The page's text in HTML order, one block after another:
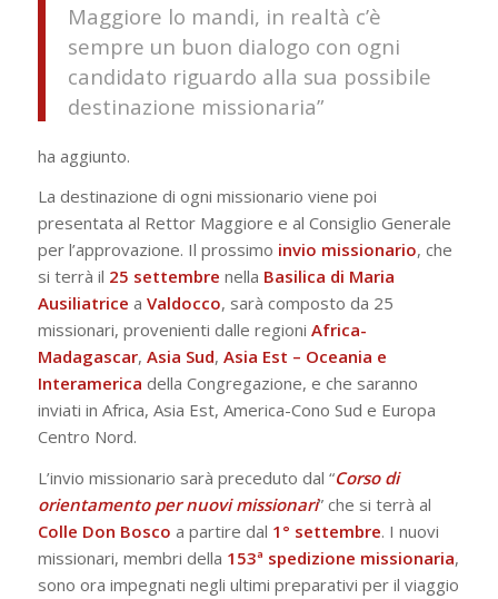
Maggiore lo mandi, in realtà c’è
sempre un buon dialogo con ogni
candidato riguardo alla sua possibile
destinazione missionaria”
ha aggiunto.
La destinazione di ogni missionario viene poi
presentata al Rettor Maggiore e al Consiglio Generale
per l’approvazione. Il prossimo invio missionario, che
si terrà il 25 settembre nella Basilica di Maria
Ausiliatrice a Valdocco, sarà composto da 25
missionari, provenienti dalle regioni Africa-
Madagascar, Asia Sud, Asia Est – Oceania e
Interamerica della Congregazione, e che saranno
inviati in Africa, Asia Est, America-Cono Sud e Europa
Centro Nord.
L’invio missionario sarà preceduto dal “Corso di
orientamento per nuovi missionari” che si terrà al
Colle Don Bosco a partire dal 1° settembre. I nuovi
missionari, membri della 153ª spedizione missionaria,
sono ora impegnati negli ultimi preparativi per il viaggio